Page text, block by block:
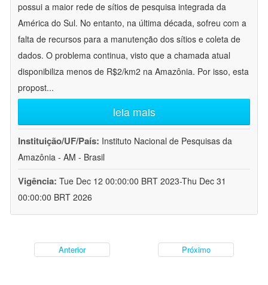
possui a maior rede de sítios de pesquisa integrada da
América do Sul. No entanto, na última década, sofreu com a
falta de recursos para a manutenção dos sítios e coleta de
dados. O problema continua, visto que a chamada atual
disponibiliza menos de R$2/km2 na Amazônia. Por isso, esta
propost...
leia mais
Instituição/UF/País: Instituto Nacional de Pesquisas da
Amazônia - AM - Brasil
Vigência: Tue Dec 12 00:00:00 BRT 2023-Thu Dec 31
00:00:00 BRT 2026
Anterior Próximo